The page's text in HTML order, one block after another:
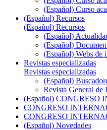
(Español) Curso
(Español) Recursos
(Español) Recursos
(Español)
(Español)
(Español) Webs de
Revistas especializadas
Revistas especializadas
(Español)
Revista General de
(Español) CONGRESO
CONGRESO
CONGRESO
(Español) Novedades